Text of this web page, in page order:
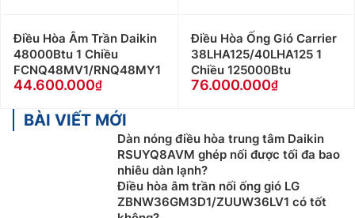
Điều Hòa Âm Trần Daikin
48000Btu 1 Chiều
FCNQ48MV1/RNQ48MY1
44.600.000
Điều Hòa Ống Gió Carrier
38LHA125/40LHA125 1
Chiều 125000Btu
76.000.000
BÀI VIẾT MỚI
Dàn nóng điều hòa trung tâm Daikin
RSUYQ8AVM ghép nối được tối đa bao
nhiêu dàn lạnh?
Điều hòa âm trần nối ống gió LG
ZBNW36GM3D1/ZUUW36LV1 có tốt